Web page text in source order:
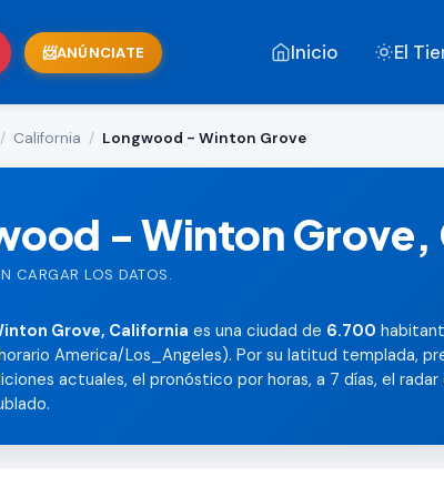
ANÚNCIATE Inicio El
/ California / Longwood - Winton Grove
- Winton Grove,
CARGAR LOS DATOS.
Grove, California es una ciudad de 6.700
horario America/Los_Angeles). Por su latitud templada,
actuales, el pronóstico por horas, a 7 días, el